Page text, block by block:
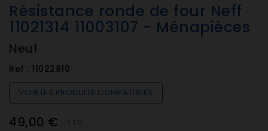
Résistance ronde de four Neff
11021314 11003107 - Ménapièces
Neuf
Ref : 11022810
VOIR LES PRODUITS COMPATIBLES
49,00 €